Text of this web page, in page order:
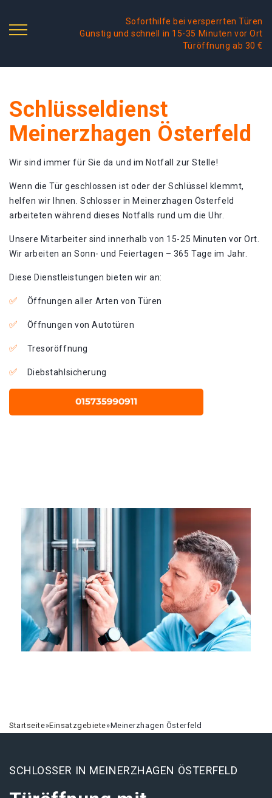
Soforthilfe bei versperrten Türen
Günstig und schnell in 15-35 Minuten vor Ort
Türöffnung ab 30 €
Schlüsseldienst
Meinerzhagen Österfeld
Wir sind immer für Sie da und im Notfall zur Stelle!
Wenn die Tür geschlossen ist oder der Schlüssel klemmt,
helfen wir Ihnen. Schlosser in Meinerzhagen Österfeld
arbeiteten während dieses Notfalls rund um die Uhr.
Unsere Mitarbeiter sind innerhalb von 15-25 Minuten vor Ort.
Wir arbeiten an Sonn- und Feiertagen – 365 Tage im Jahr.
Diese Dienstleistungen bieten wir an:
Öffnungen aller Arten von Türen
Öffnungen von Autotüren
Tresoröffnung
Diebstahlsicherung
Startseite»Einsatzgebiete»Meinerzhagen Österfeld
SCHLOSSER IN MEINERZHAGEN ÖSTERFELD